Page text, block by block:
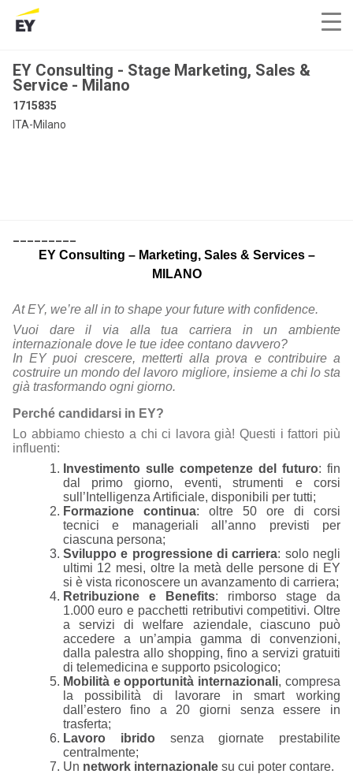
EY Consulting - Stage Marketing, Sales &
Service - Milano
1715835
ITA-Milano
EY Consulting – Marketing, Sales & Services –
MILANO
At EY, we’re all in to shape your future with confidence.
Vuoi dare il via alla tua carriera in un ambiente
internazionale dove le tue idee contano davvero?
In EY puoi crescere, metterti alla prova e contribuire a
costruire un mondo del lavoro migliore, insieme a chi lo sta
già trasformando ogni giorno.
Perché candidarsi in EY?
Lo abbiamo chiesto a chi ci lavora già! Questi i fattori più
influenti:
Investimento sulle competenze del futuro: fin
dal primo giorno, eventi, strumenti e corsi
sull’Intelligenza Artificiale, disponibili per tutti;
Formazione continua: oltre 50 ore di corsi
tecnici e manageriali all’anno previsti per
ciascuna persona;
Sviluppo e progressione di carriera: solo negli
ultimi 12 mesi, oltre la metà delle persone di EY
si è vista riconoscere un avanzamento di carriera;
Retribuzione e Benefits: rimborso stage da
1.000 euro e pacchetti retributivi competitivi. Oltre
a servizi di welfare aziendale, ciascuno può
accedere a un’ampia gamma di convenzioni,
dalla palestra allo shopping, fino a servizi gratuiti
di telemedicina e supporto psicologico;
Mobilità e opportunità internazionali, compresa
la possibilità di lavorare in smart working
dall’estero fino a 20 giorni senza essere in
trasferta;
Lavoro ibridosenza giornate prestabilite
centralmente;
Un network internazionalesu cui poter contare.